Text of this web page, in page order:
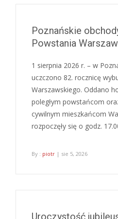
Poznańskie
Powstania
1 sierpnia 2026 r. – w
uczczono 82. rocznicę
Warszawskiego. Oddano
poległym powstańcom
cywilnym mieszkańcom
rozpoczęły się o godz.
By : piotr | sie 5, 2026
Uroczystość